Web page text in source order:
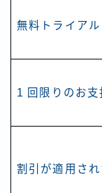
無料トライアル
1 回限りのお支
割引が適用さ